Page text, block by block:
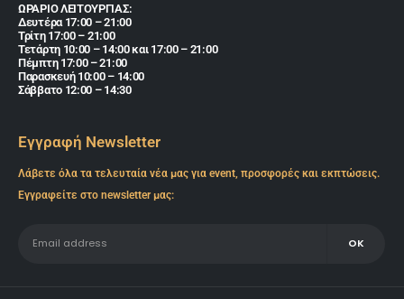
ΩΡΑΡΙΟ ΛΕΙΤΟΥΡΓΙΑΣ:
Δευτέρα 17:00 – 21:00
Τρίτη 17:00 – 21:00
Τετάρτη 10:00 – 14:00 και 17:00 – 21:00
Πέμπτη 17:00 – 21:00
Παρασκευή 10:00 – 14:00
Σάββατο 12:00 – 14:30
Εγγραφή Newsletter
Λάβετε όλα τα τελευταία νέα μας για event, προσφορές και εκπτώσεις.
Εγγραφείτε στο newsletter μας: